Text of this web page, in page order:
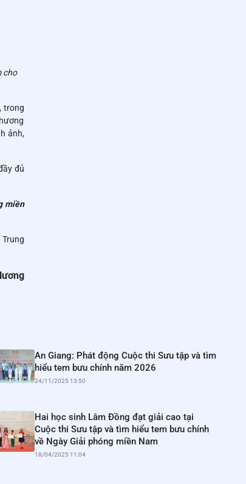
cho
trong
ảnh,
đủ
miền
An Giang: Phát động Cuộc thi Sưu tập và tìm
hiểu tem bưu chính năm 2026
24/11/2025 13:50
Hai học sinh Lâm Đồng đạt giải cao tại
Cuộc thi Sưu tập và tìm hiểu tem bưu chính
về Ngày Giải phóng miền Nam
18/04/2025 11:04